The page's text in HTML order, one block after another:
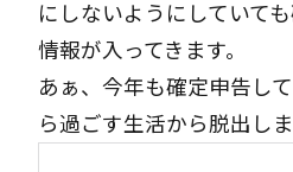
にしないようにしていて
情報が入ってきます。
あぁ、今年も確定申告し
ら過ごす生活から脱出しま